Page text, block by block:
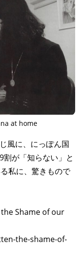
at home
風に、にっぽん国
が「知らない」と
私に、驚きもので
the Shame of our
the-shame-of-